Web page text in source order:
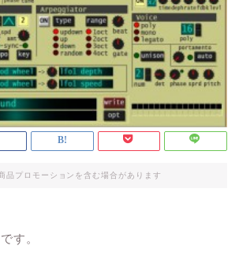
品プロモーションを含む場合があります
です。